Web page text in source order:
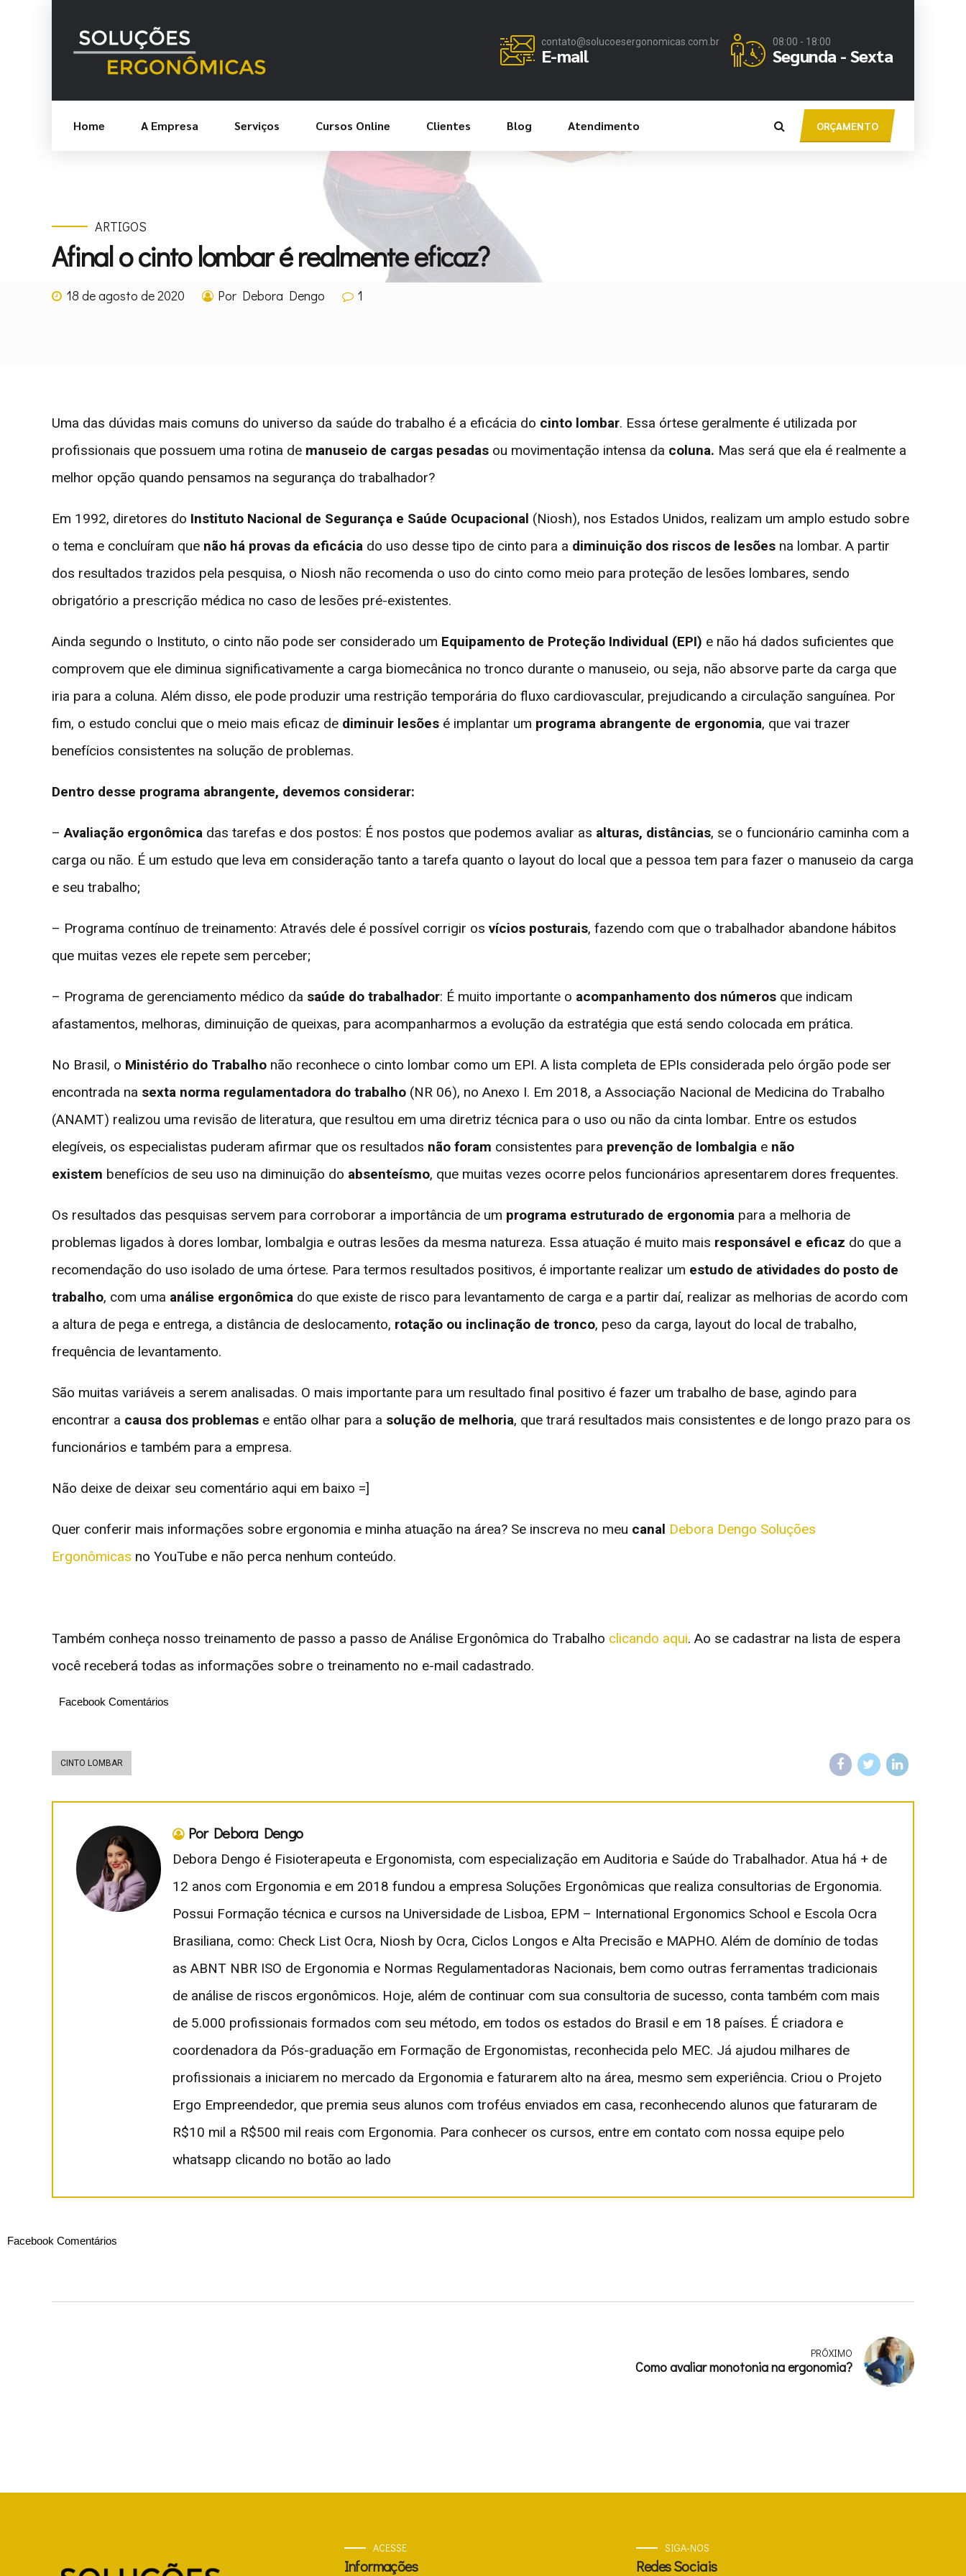
contato@solucoesergonomicas.com.br
E-mail
08:00 - 18:00
Segunda - Sexta
ORÇAMENTO
Home A Empresa Serviços Cursos Online Clientes Blog Atendimento
ARTIGOS
Afinal o cinto lombar é realmente eficaz?
18 de agosto de 2020 Por Debora Dengo 1
Uma das dúvidas mais comuns do universo da saúde do trabalho é a eficácia do cinto lombar. Essa órtese geralmente é utilizada por
profissionais que possuem uma rotina de manuseio de cargas pesadas ou movimentação intensa da coluna. Mas será que ela é realmente a
melhor opção quando pensamos na segurança do trabalhador?
Em 1992, diretores do Instituto Nacional de Segurança e Saúde Ocupacional (Niosh), nos Estados Unidos, realizam um amplo estudo sobre
o tema e concluíram que não há provas da eficácia do uso desse tipo de cinto para a diminuição dos riscos de lesões na lombar. A partir
dos resultados trazidos pela pesquisa, o Niosh não recomenda o uso do cinto como meio para proteção de lesões lombares, sendo
obrigatório a prescrição médica no caso de lesões pré-existentes.
Ainda segundo o Instituto, o cinto não pode ser considerado um Equipamento de Proteção Individual (EPI) e não há dados suficientes que
comprovem que ele diminua significativamente a carga biomecânica no tronco durante o manuseio, ou seja, não absorve parte da carga que
iria para a coluna. Além disso, ele pode produzir uma restrição temporária do fluxo cardiovascular, prejudicando a circulação sanguínea. Por
fim, o estudo conclui que o meio mais eficaz de diminuir lesões é implantar um programa abrangente de ergonomia, que vai trazer
benefícios consistentes na solução de problemas.
Dentro desse programa abrangente, devemos considerar:
–Avaliação ergonômica das tarefas e dos postos: É nos postos que podemos avaliar as alturas, distâncias, se o funcionário caminha com a
carga ou não. É um estudo que leva em consideração tanto a tarefa quanto o layout do local que a pessoa tem para fazer o manuseio da carga
e seu trabalho;
– Programa contínuo de treinamento: Através dele é possível corrigir os vícios posturais, fazendo com que o trabalhador abandone hábitos
que muitas vezes ele repete sem perceber;
– Programa de gerenciamento médico da saúde do trabalhador: É muito importante o acompanhamento dos números que indicam
afastamentos, melhoras, diminuição de queixas, para acompanharmos a evolução da estratégia que está sendo colocada em prática.
No Brasil, o Ministério do Trabalho não reconhece o cinto lombar como um EPI. A lista completa de EPIs considerada pelo órgão pode ser
encontrada na sexta norma regulamentadora do trabalho (NR 06), no Anexo I. Em 2018, a Associação Nacional de Medicina do Trabalho
(ANAMT) realizou uma revisão de literatura, que resultou em uma diretriz técnica para o uso ou não da cinta lombar. Entre os estudos
elegíveis, os especialistas puderam afirmar que os resultados não foram consistentes para prevenção de lombalgia e não
existem benefícios de seu uso na diminuição do absenteísmo, que muitas vezes ocorre pelos funcionários apresentarem dores frequentes.
Os resultados das pesquisas servem para corroborar a importância de um programa estruturado de ergonomia para a melhoria de
problemas ligados à dores lombar, lombalgia e outras lesões da mesma natureza. Essa atuação é muito mais responsável e eficaz do que a
recomendação do uso isolado de uma órtese. Para termos resultados positivos, é importante realizar um estudo de atividades do posto de
trabalho, com uma análise ergonômica do que existe de risco para levantamento de carga e a partir daí, realizar as melhorias de acordo com
a altura de pega e entrega, a distância de deslocamento, rotação ou inclinação de tronco, peso da carga, layout do local de trabalho,
frequência de levantamento.
São muitas variáveis a serem analisadas. O mais importante para um resultado final positivo é fazer um trabalho de base, agindo para
encontrar a causa dos problemas e então olhar para a solução de melhoria, que trará resultados mais consistentes e de longo prazo para os
funcionários e também para a empresa.
Não deixe de deixar seu comentário aqui em baixo =]
Quer conferir mais informações sobre ergonomia e minha atuação na área? Se inscreva no meu canal Debora Dengo Soluções
Ergonômicas no YouTube e não perca nenhum conteúdo.
Também conheça nosso treinamento de passo a passo de Análise Ergonômica do Trabalho clicando aqui. Ao se cadastrar na lista de espera
você receberá todas as informações sobre o treinamento no e-mail cadastrado.
Facebook Comentários
CINTO LOMBAR
Por Debora Dengo
Debora Dengo é Fisioterapeuta e Ergonomista, com especialização em Auditoria e Saúde do Trabalhador. Atua há + de
12 anos com Ergonomia e em 2018 fundou a empresa Soluções Ergonômicas que realiza consultorias de Ergonomia.
Possui Formação técnica e cursos na Universidade de Lisboa, EPM – International Ergonomics School e Escola Ocra
Brasiliana, como: Check List Ocra, Niosh by Ocra, Ciclos Longos e Alta Precisão e MAPHO. Além de domínio de todas
as ABNT NBR ISO de Ergonomia e Normas Regulamentadoras Nacionais, bem como outras ferramentas tradicionais
de análise de riscos ergonômicos. Hoje, além de continuar com sua consultoria de sucesso, conta também com mais
de 5.000 profissionais formados com seu método, em todos os estados do Brasil e em 18 países. É criadora e
coordenadora da Pós-graduação em Formação de Ergonomistas, reconhecida pelo MEC. Já ajudou milhares de
profissionais a iniciarem no mercado da Ergonomia e faturarem alto na área, mesmo sem experiência. Criou o Projeto
Ergo Empreendedor, que premia seus alunos com troféus enviados em casa, reconhecendo alunos que faturaram de
R$10 mil a R$500 mil reais com Ergonomia. Para conhecer os cursos, entre em contato com nossa equipe pelo
whatsapp clicando no botão ao lado
Facebook Comentários
PRÓXIMO
Como avaliar monotonia na ergonomia?
ACESSE
Informações
SIGA-NOS
Redes Sociais